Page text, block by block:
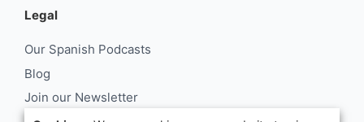
Legal
Our Spanish Podcasts
Blog
Join our Newsletter